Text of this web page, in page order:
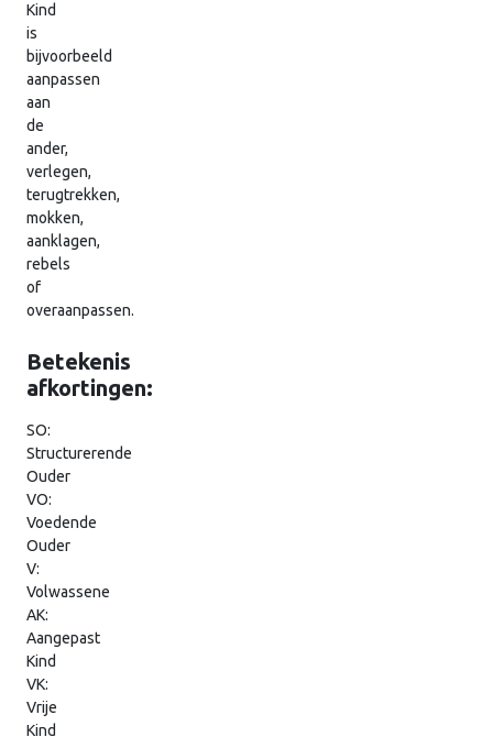
Kind
is
bijvoorbeeld
aanpassen
aan
de
ander,
verlegen,
terugtrekken,
mokken,
aanklagen,
rebels
of
overaanpassen.
Betekenis
afkortingen:
SO:
Structurerende
Ouder
VO:
Voedende
Ouder
V:
Volwassene
AK:
Aangepast
Kind
VK:
Vrije
Kind